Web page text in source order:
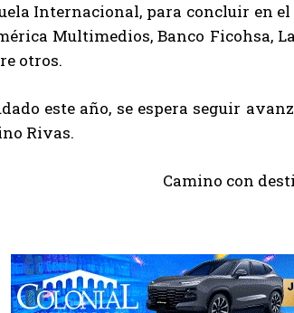
Internacional, para concluir en
Multimedios, Banco Ficohsa,
otros.
este año, se espera seguir
Rivas.